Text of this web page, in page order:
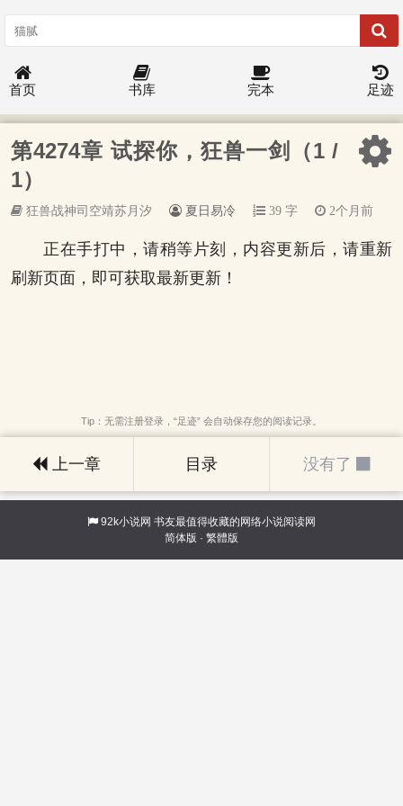
首页 书库 完本 足迹
第4274章 试探你，狂兽一剑（1 /
1）
狂兽战神司空靖苏月汐 夏日易冷 39 字 2个月前
正在手打中，请稍等片刻，内容更新后，请重新
刷新页面，即可获取最新更新！
Tip：无需注册登录，“足迹” 会自动保存您的阅读记录。
上一章 目录 没有了
92k小说网 书友最值得收藏的网络小说阅读网
简体版 · 繁體版